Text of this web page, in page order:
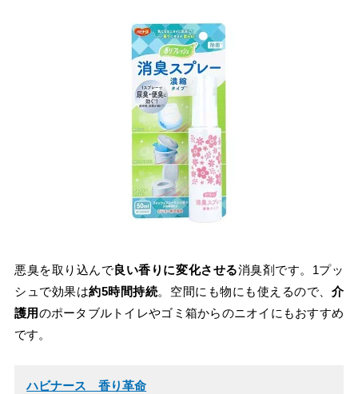
悪臭を取り込んで良い香りに変化させる消臭剤です。1プッ
シュで効果は約5時間持続。空間にも物にも使えるので、 介
護用のポータブルトイレやゴミ箱からのニオイにもおすすめ
です。
ハビナース 香り革命